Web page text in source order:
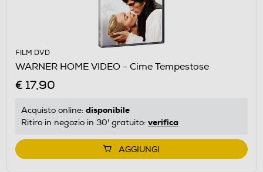
FILM DVD
WARNER HOME VIDEO - Cime Tempestose
€ 17,90
Acquisto online: disponibile
Ritiro in negozio in 30' gratuito: verifica
AGGIUNGI